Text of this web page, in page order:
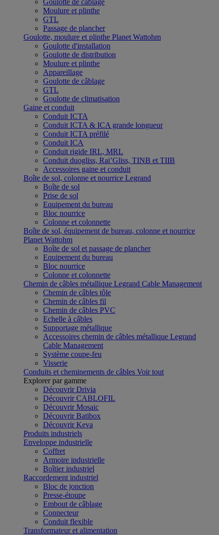
Goulotte de câblage
Moulure et plinthe
GTL
Passage de plancher
Goulotte, moulure et plinthe Planet Wattohm
Goulotte d'installation
Goulotte de distribution
Moulure et plinthe
Appareillage
Goulotte de câblage
GTL
Goulotte de climatisation
Gaine et conduit
Conduit ICTA
Conduit ICTA & ICA grande longueur
Conduit ICTA préfilé
Conduit ICA
Conduit rigide IRL, MRL
Conduit duogliss, Rai’Gliss, TINB et TIIB
Accessoires gaine et conduit
Boîte de sol, colonne et nourrice Legrand
Boîte de sol
Prise de sol
Equipement du bureau
Bloc nourrice
Colonne et colonnette
Boîte de sol, équipement de bureau, colonne et nourrice
Planet Wattohm
Boîte de sol et passage de plancher
Equipement du bureau
Bloc nourrice
Colonne et colonnette
Chemin de câbles métallique Legrand Cable Management
Chemin de câbles tôle
Chemin de câbles fil
Chemin de câbles PVC
Echelle à câbles
Supportage métallique
Accessoires chemin de câbles métallique Legrand
Cable Management
Système coupe-feu
Visserie
Conduits et cheminements de câbles Voir tout
Explorer par gamme
Découvrir Drivia
Découvrir CABLOFIL
Découvrir Mosaic
Découvrir Batibox
Découvrir Keva
Produits industriels
Enveloppe industrielle
Coffret
Armoire industrielle
Boîtier industriel
Raccordement industriel
Bloc de jonction
Presse-étoupe
Embout de câblage
Connecteur
Conduit flexible
Transformateur et alimentation